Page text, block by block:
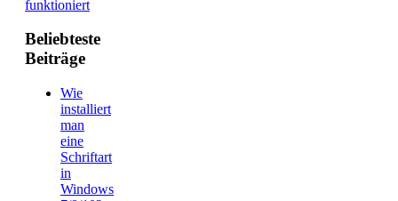
funktioniert
Beliebteste
Beiträge
Wie
installiert
man
eine
Schriftart
in
Windows